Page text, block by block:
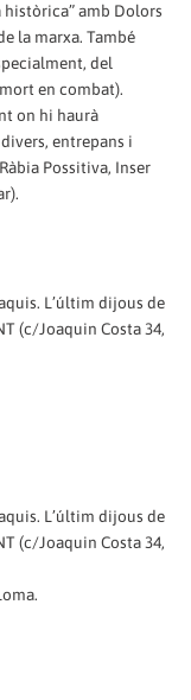
amb Dolors
la marxa. També
del
en combat).
on hi haurà
entrepans i
Possitiva, Inser
L’últim dijous de
(c/Joaquin Costa 34,
L’últim dijous de
(c/Joaquin Costa 34,